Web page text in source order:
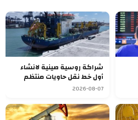
شراكة روسية صينية لانشاء
أول خط نقل حاويات منتظم
يربط آسيا بأوروبا
2026-08-07